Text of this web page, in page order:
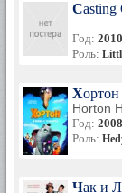
Год: 2010
Роль:
Хортон
Horton
Год: 2008
Роль:
Чак и